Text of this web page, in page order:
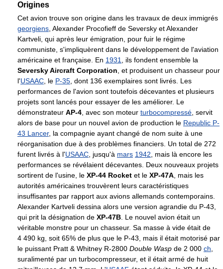
Origines
Cet avion trouve son origine dans les travaux de deux immigrés
georgiens , Alexander Procofieff de Seversky et Alexander
Kartveli, qui après leur émigration, pour fuir le régime
communiste, s'impliquèrent dans le développement de l'aviation
américaine et française. En 1931
, ils fondent ensemble la
Seversky Aircraft Corporation , et produisent un chasseur pour
l'USAAC , le P-35 , dont 136 exemplaires sont livrés. Les
performances de l'avion sont toutefois décevantes et plusieurs
projets sont lancés pour essayer de les améliorer. Le
démonstrateur AP-4 , avec son moteur turbocompressé , servit
alors de base pour un nouvel avion de production le Republic P-
43 Lancer, la compagnie ayant changé de nom suite à une
réorganisation due à des problèmes financiers. Un total de 272
furent livrés à l'USAAC , jusqu'à mars 1942 , mais là encore les
performances se révélaient décevantes. Deux nouveaux projets
sortirent de l'usine, le XP-44 Rocket et le XP-47A , mais les
autorités américaines trouvèrent leurs caractéristiques
insuffisantes par rapport aux avions allemands contemporains.
Alexander Kartveli dessina alors une version agrandie du P-43,
qui prit la désignation de XP-47B . Le nouvel avion était un
véritable monstre pour un chasseur. Sa masse à vide était de
4 490 kg , soit 65% de plus que le P-43, mais il était motorisé par
le puissant Pratt & Whitney R-2800 Double Wasp de 2 000 ch
suralimenté par un turbocompresseur, et il était armé de huit